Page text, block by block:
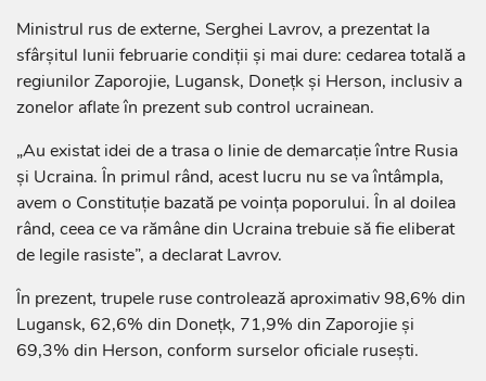
Ministrul rus de externe, Serghei Lavrov, a prezentat la
sfârșitul lunii februarie condiții și mai dure: cedarea totală a
regiunilor Zaporojie, Lugansk, Donețk și Herson, inclusiv a
zonelor aflate în prezent sub control ucrainean.
„Au existat idei de a trasa o linie de demarcație între Rusia
și Ucraina. În primul rând, acest lucru nu se va întâmpla,
avem o Constituție bazată pe voința poporului. În al doilea
rând, ceea ce va rămâne din Ucraina trebuie să fie eliberat
de legile rasiste”, a declarat Lavrov.
În prezent, trupele ruse controlează aproximativ 98,6% din
Lugansk, 62,6% din Donețk, 71,9% din Zaporojie și
69,3% din Herson, conform surselor oficiale rusești.